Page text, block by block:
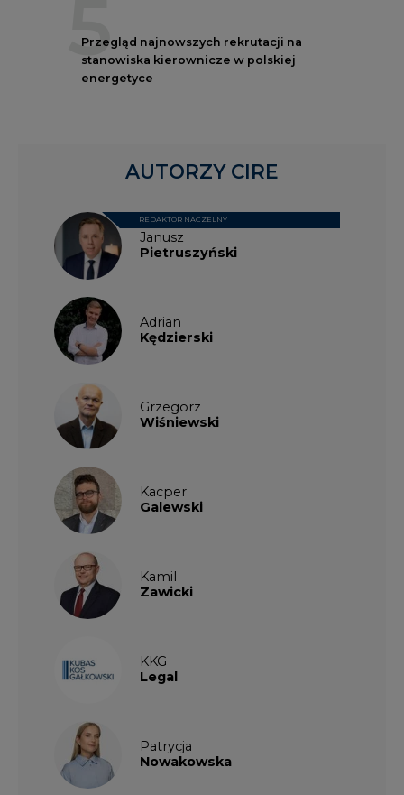
5
Przegląd najnowszych rekrutacji na
stanowiska kierownicze w polskiej
energetyce
Janusz
Pietruszyński
REDAKTOR NACZELNY
Adrian
Kędzierski
Grzegorz
Wiśniewski
Kacper
Galewski
Kamil
Zawicki
KKG
Legal
Patrycja
Nowakowska
AUTORZY CIRE